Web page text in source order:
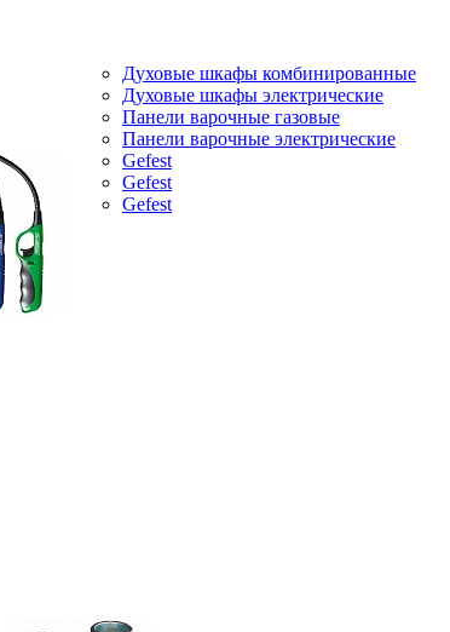
Духовые шкафы комбинированные
Духовые шкафы электрические
Панели варочные газовые
Панели варочные электрические
Gefest
Gefest
Gefest